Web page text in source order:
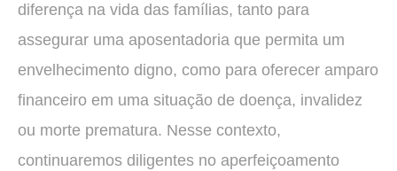
diferença na vida das famílias, tanto para
assegurar uma aposentadoria que permita um
envelhecimento digno, como para oferecer amparo
financeiro em uma situação de doença, invalidez
ou morte prematura. Nesse contexto,
continuaremos diligentes no aperfeiçoamento